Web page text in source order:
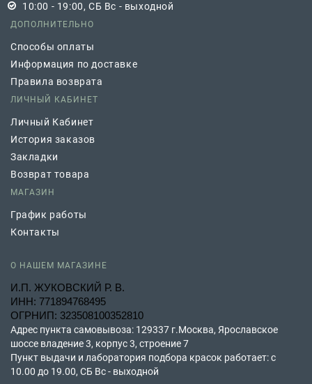
10:00 - 19:00, СБ Вс - выходной
ДОПОЛНИТЕЛЬНО
Способы оплаты
Информация по доставке
Правила возврата
ЛИЧНЫЙ КАБИНЕТ
Личный Кабинет
История заказов
Закладки
Возврат товара
МАГАЗИН
График работы
Контакты
О НАШЕМ МАГАЗИНЕ
И.П. ЖУКОВСКИЙ Р. В.
ИНН: 771894768495
ОГРНИП: 323508100352810
Адрес пункта самовывоза: 129337 г.Москва, Ярославское
шоссе владение 3, корпус 3, строение 7
Пункт выдачи и лаборатория подбора красок работает: с
10.00 до 19.00, СБ Вс - выходной